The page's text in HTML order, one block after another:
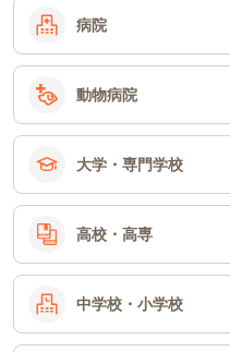
病院
動物病院
大学・専門学校
高校・高専
中学校・小学校